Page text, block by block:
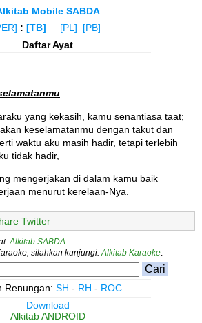
Mobile SABDA
: [TB] [PL]
[PB]
Daftar Ayat
yang kekasih, kamu senantiasa taat;
keselamatanmu dengan takut dan
waktu aku masih hadir, tetapi terlebih
tidak hadir,
mengerjakan di dalam kamu baik
menurut kerelaan-Nya.
Twitter
Alkitab SABDA
silahkan kunjungi: Alkitab Karaoke
Renungan: SH - RH - ROC
Download
Alkitab ANDROID